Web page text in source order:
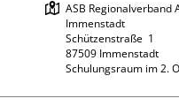
ASB Regionalverband
Immenstadt
Schützenstraße  1
87509 Immenstadt
Schulungsraum im 2.